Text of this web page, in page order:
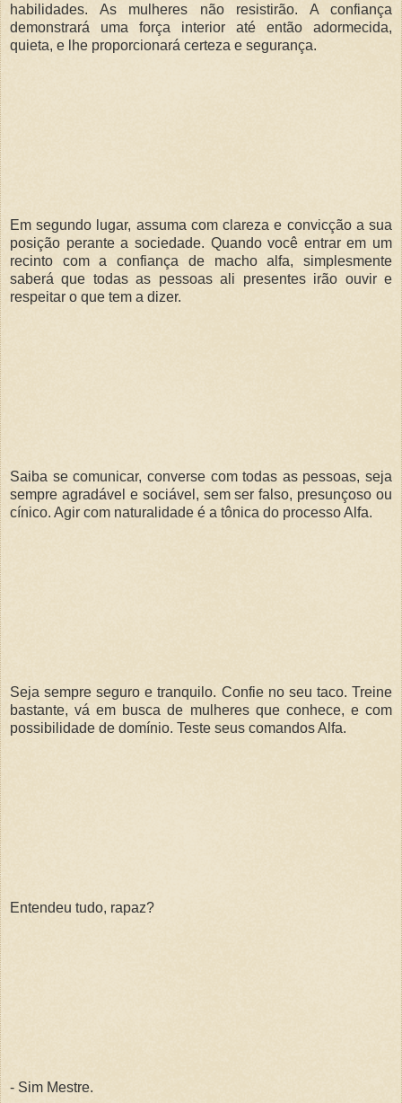
habilidades. As mulheres não resistirão. A confiança
demonstrará uma força interior até então adormecida,
quieta, e lhe proporcionará certeza e segurança.
Em segundo lugar, assuma com clareza e convicção a sua
posição perante a sociedade. Quando você entrar em um
recinto com a confiança de macho alfa, simplesmente
saberá que todas as pessoas ali presentes irão ouvir e
respeitar o que tem a dizer.
Saiba se comunicar, converse com todas as pessoas, seja
sempre agradável e sociável, sem ser falso, presunçoso ou
cínico. Agir com naturalidade é a tônica do processo Alfa.
Seja sempre seguro e tranquilo. Confie no seu taco. Treine
bastante, vá em busca de mulheres que conhece, e com
possibilidade de domínio. Teste seus comandos Alfa.
Entendeu tudo, rapaz?
- Sim Mestre.